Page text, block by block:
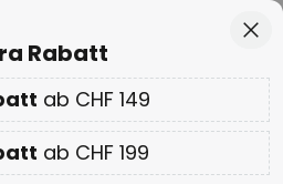
ab CHF 199 extraauf fast alles
kopieren
Bis zu -70%
Rabatt
ab CHF 149
ab CHF 199